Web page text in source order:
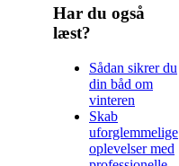
Har du også
læst?
Sådan sikrer du
din båd om
vinteren
Skab
uforglemmelige
oplevelser med